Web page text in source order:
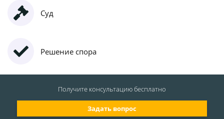
Суд
Решение спора
Задать вопрос
Получите консультациюбесплатно